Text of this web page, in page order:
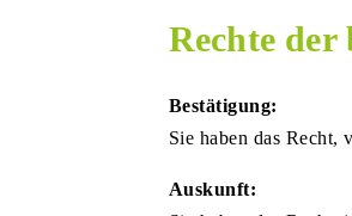
Rechte der
Bestätigung:
Sie haben das Recht,
Auskunft: